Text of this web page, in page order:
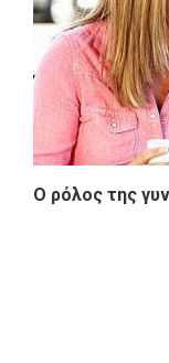
Ο ρόλος της